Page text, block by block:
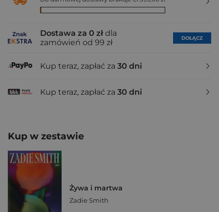
Dostawa za 0 zł dla
zamówień od 99 zł
DOŁĄCZ
Kup teraz, zapłać za 30 dni
Kup teraz, zapłać za 30 dni
Kup w zestawie
Żywa i martwa
Zadie Smith